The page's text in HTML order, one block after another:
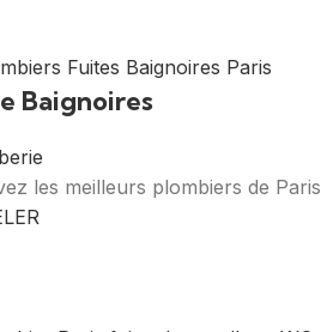
Baignoires
les meilleurs plombiers de